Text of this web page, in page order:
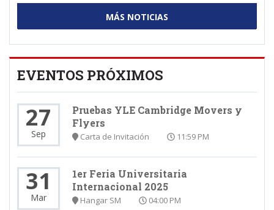
MÁS NOTICIAS
EVENTOS PRÓXIMOS
27
Sep
Pruebas YLE Cambridge Movers y
Flyers
Carta de Invitación 11:59 PM
31
Mar
1er Feria Universitaria
Internacional 2025
Hangar SM 04:00 PM